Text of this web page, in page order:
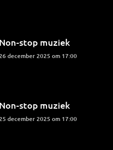
Non-stop muziek
26 december 2025 om 17:00
Non-stop muziek
25 december 2025 om 17:00